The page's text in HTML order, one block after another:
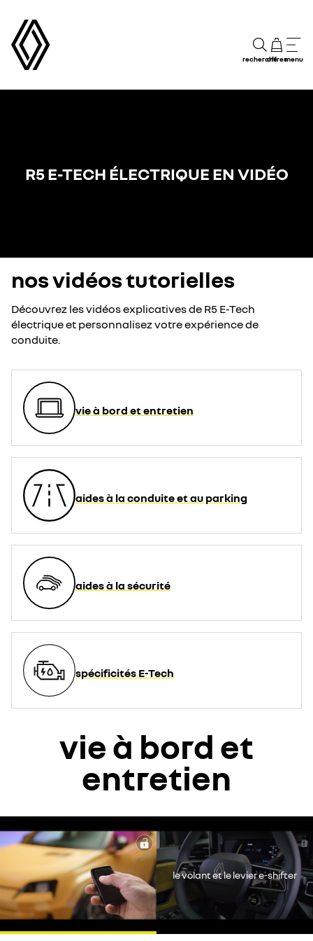
rechercheoffresmenu
R5 E-TECH ÉLECTRIQUE EN VIDÉO
nos vidéos tutorielles
Découvrez les vidéos explicatives de R5 E-Tech
électrique et personnalisez votre expérience de
conduite.
vie à bord et entretien
aides à la conduite et au parking
aides à la sécurité
spécificités E-Tech
vie à bord et
entretien
YouTube utilise des traceurs lors de la visualisation de vidéos
hébergées sur son site, afin de personnaliser les annonces. Pour
regarder cette vidéo, vous devez autoriser les cookies sociaux
sur notre site. Vous pouvez revenir sur votre choix à tout moment.
Plus d'informations sur la Politique de cookie YouTube :
https://www.google.fr/intl/fr/policies/privacy
le volant et le levier e-shifter